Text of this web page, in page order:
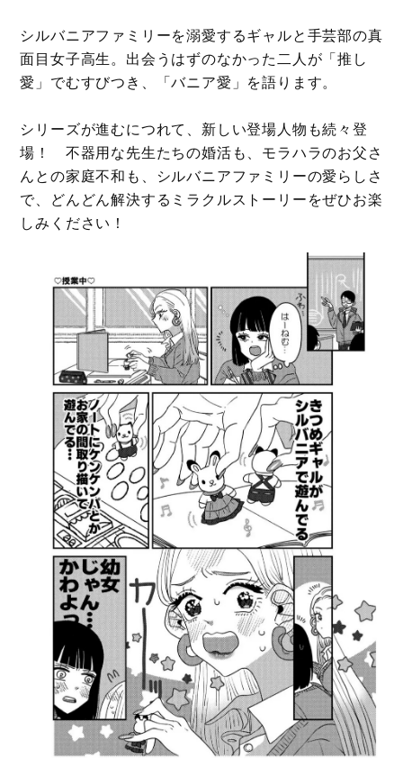
シルバニアファミリーを溺愛するギャルと手芸部の真
面目女子高生。出会うはずのなかった二人が「推し
愛」でむすびつき、「バニア愛」を語ります。
シリーズが進むにつれて、新しい登場人物も続々登
場！ 不器用な先生たちの婚活も、モラハラのお父さ
んとの家庭不和も、シルバニアファミリーの愛らしさ
で、どんどん解決するミラクルストーリーをぜひお楽
しみください！